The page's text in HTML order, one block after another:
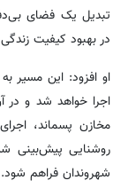
تبدیل یک فضای
در بهبود کیفیت
اجرا خواهد شد و در
مخازن پسماند،
روشنایی پیش‌بینی
شهروندان فراهم شود.